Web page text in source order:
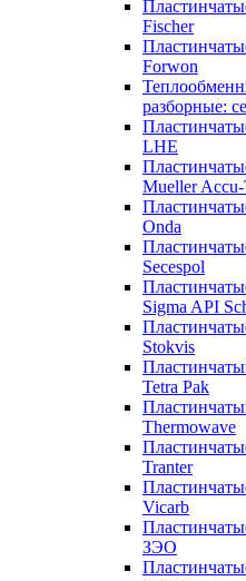
Fischer
Forwon
разборные:
LHE
Mueller
Onda
Secespol
Sigma API
Stokvis
Tetra Pak
Thermowave
Tranter
Vicarb
ЗЭО